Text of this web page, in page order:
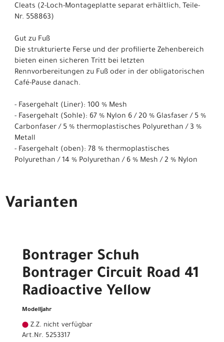
Cleats (2-Loch-Montageplatte separat erhältlich, Teile-
Nr. 558863)
Gut zu Fuß
Die strukturierte Ferse und der profilierte Zehenbereich
bieten einen sicheren Tritt bei letzten
Rennvorbereitungen zu Fuß oder in der obligatorischen
Café-Pause danach.
- Fasergehalt (Liner): 100 % Mesh
- Fasergehalt (Sohle): 67 % Nylon 6 / 20 % Glasfaser / 5 %
Carbonfaser / 5 % thermoplastisches Polyurethan / 3 %
Metall
- Fasergehalt (oben): 78 % thermoplastisches
Polyurethan / 14 % Polyurethan / 6 % Mesh / 2 % Nylon
Varianten
Bontrager Schuh
Bontrager Circuit Road 41
Radioactive Yellow
Modelljahr
Z.Z. nicht verfügbar
Art.Nr. 5253317